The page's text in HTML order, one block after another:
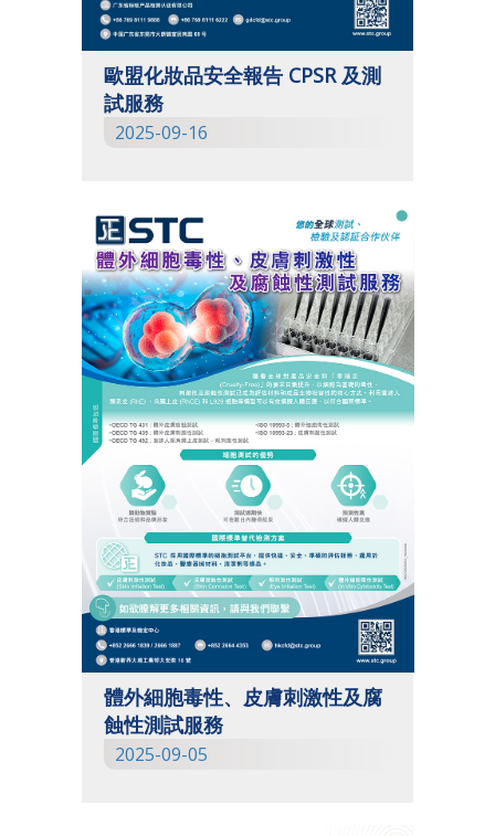
歐盟化妝品安全報告 CPSR 及測
試服務
2025-09-16
體外細胞毒性、皮膚刺激性及腐
蝕性測試服務
2025-09-05